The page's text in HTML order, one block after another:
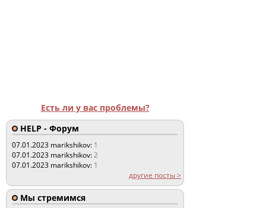
Есть ли у вас проблемы?
HELP - Форум
07.01.2023 marikshikov: 1
07.01.2023 marikshikov:2
07.01.2023 marikshikov: 1
другие посты >
Мы стремимся